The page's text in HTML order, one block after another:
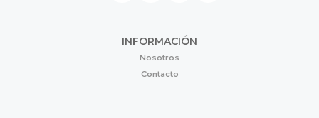
INFORMACIÓN
Nosotros
Contacto